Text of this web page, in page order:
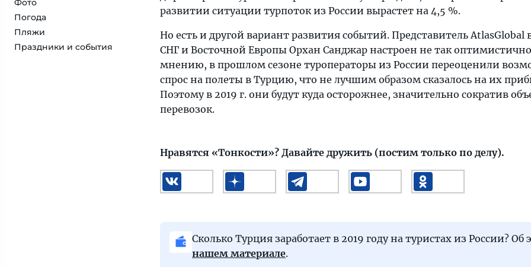
Фото
Погода
Пляжи
Праздники и события
развитии ситуации турпоток из России вырастет на 4,5 %.
Но есть и другой вариант развития событий. Представитель AtlasGlobal
СНГ и Восточной Европы Орхан Санджар настроен не так
мнению, в прошлом сезоне туроператоры из России переоценили
спрос на полеты в Турцию, что не лучшим образом сказалось на их
Поэтому в 2019 г. они будут куда осторожнее, значительно сократив
перевозок.
Нравятся «Тонкости»? Давайте дружить (постим только по делу).
Сколько Турция заработает в 2019 году на туристах из России?
нашем материале.